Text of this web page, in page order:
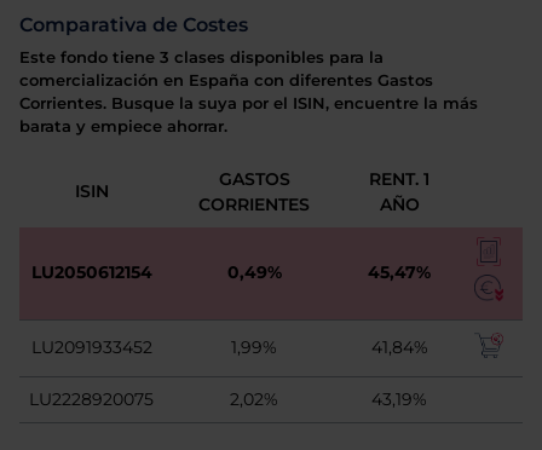
Comparativa de Costes
Este fondo tiene 3 clases disponibles para la
comercialización en España con diferentes Gastos
Corrientes. Busque la suya por el ISIN, encuentre la más
barata y empiece ahorrar.
ISIN
GASTOS
CORRIENTES
RENT. 1
AÑO
LU2050612154 0,49% 45,47%
LU2091933452 1,99% 41,84%
LU2228920075 2,02% 43,19%